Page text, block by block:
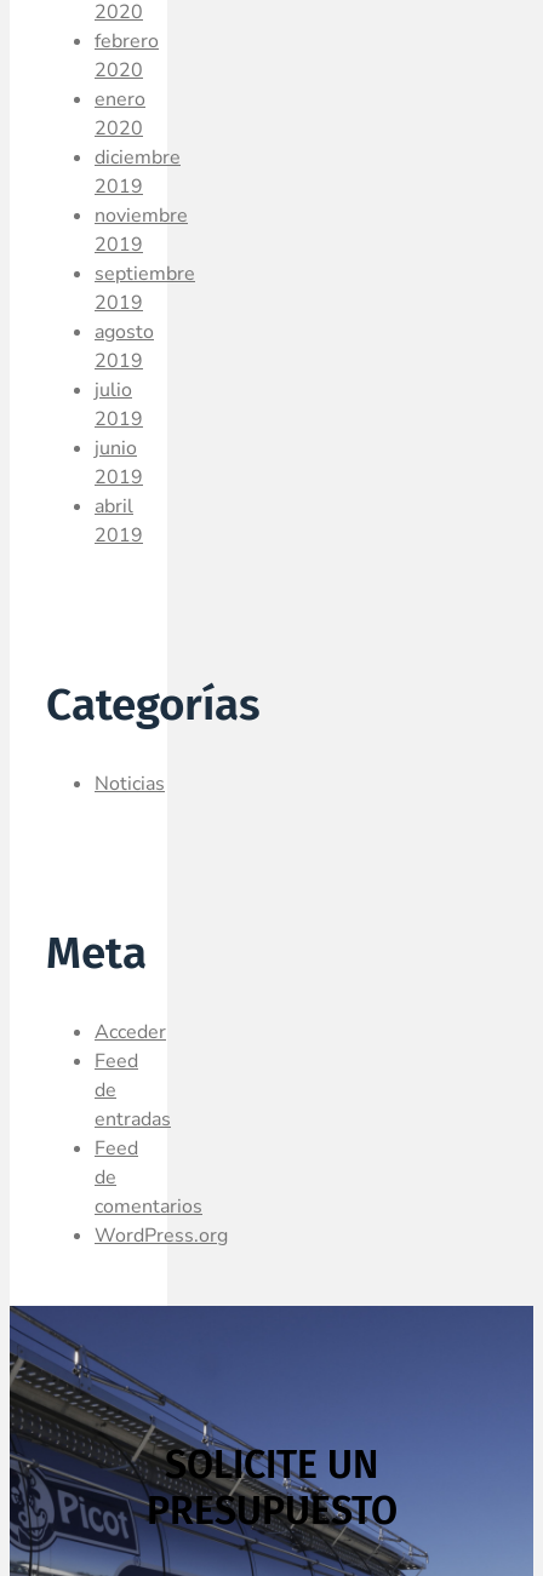
2020
febrero
2020
enero
2020
diciembre
2019
noviembre
2019
septiembre
2019
agosto
2019
julio
2019
junio
2019
abril
2019
Categorías
Noticias
Meta
Acceder
Feed
de
entradas
Feed
de
comentarios
WordPress.org
SOLICITE UN
PRESUPUESTO